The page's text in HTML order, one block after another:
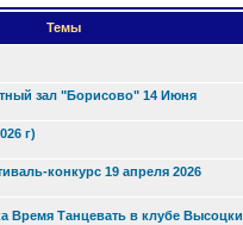
Темы
зал "Борисово" 14 Июня
г)
конкурс 19 апреля 2026
Время Танцевать в клубе